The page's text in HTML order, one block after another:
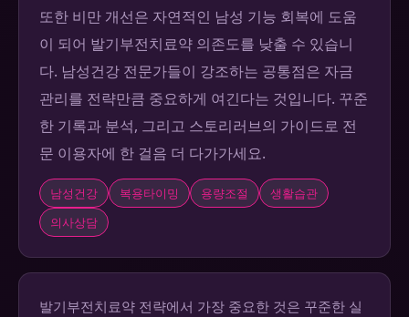
또한 비만 개선은 자연적인 남성 기능 회복에 도움
이 되어 발기부전치료약 의존도를 낮출 수 있습니
다. 남성건강 전문가들이 강조하는 공통점은 자금
관리를 전략만큼 중요하게 여긴다는 것입니다. 꾸준
한 기록과 분석, 그리고 스토리러브의 가이드로 전
문 이용자에 한 걸음 더 다가가세요.
남성건강 복용타이밍 용량조절
생활습관
의사상담
발기부전치료약 전략에서 가장 중요한 것은 꾸준한 실